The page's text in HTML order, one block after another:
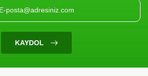
Uygun
KAYDOL